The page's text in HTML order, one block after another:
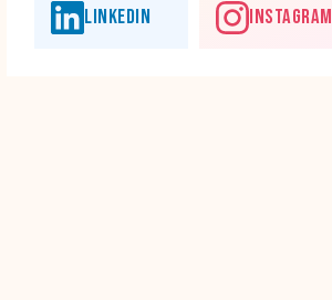
LINKEDIN INSTAGRAM